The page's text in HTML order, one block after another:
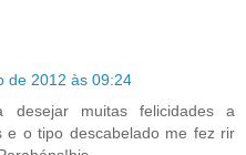
de 2012 às 09:24
desejar muitas felicidades a
e o tipo descabelado me fez rir